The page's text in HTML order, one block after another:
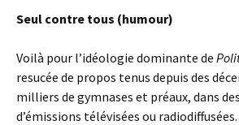
Seul contre tous (humour)
Voilà pour l’idéologie dominante de
resucée de propos tenus depuis des
milliers de gymnases et préaux, dans
d’émissions télévisées ou